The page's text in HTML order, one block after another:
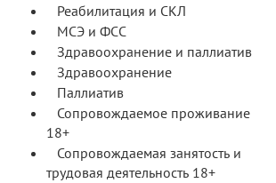
Реабилитация и СКЛ
МСЭ и ФСС
Здравоохранение и паллиатив
Здравоохранение
Паллиатив
Сопровождаемое проживание
18+
Сопровождаемая занятость и
трудовая деятельность 18+